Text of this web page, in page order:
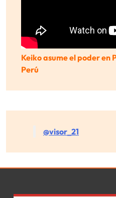
Keiko asume el poder en
Perú
@visor_21